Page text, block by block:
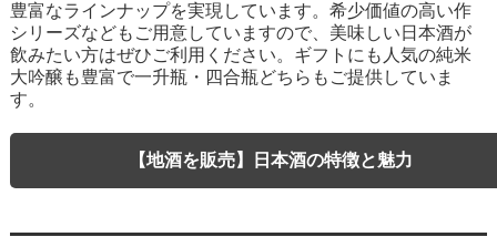
豊富なラインナップを実現しています。希少価値の高い作
シリーズなどもご用意していますので、美味しい日本酒が
飲みたい方はぜひご利用ください。ギフトにも人気の純米
大吟醸も豊富で一升瓶・四合瓶どちらもご提供していま
す。
【地酒を販売】日本酒の特徴と魅力